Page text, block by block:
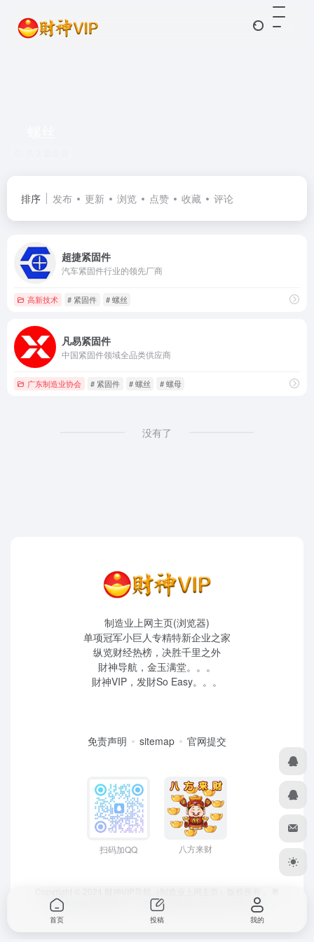
排序 发布 更新 浏览 点赞 收藏 评论
超捷紧固件
汽车紧固件行业的领先厂商
高新技术 # 紧固件 # 螺丝
凡易紧固件
中国紧固件领域全品类供应商
广东制造业协会 # 紧固件 # 螺丝 # 螺母
没有了
制造业上网主页(浏览器)
单项冠军小巨人专精特新企业之家
纵览财经热榜，决胜千里之外
財神导航，金玉满堂。。。
財神VIP，发財So Easy。。。
免责声明 sitemap 官网提交
扫码加QQ 八方来财
ICP备2022039259号
、 粤公网安备44190002007732号
首页 投稿 我的